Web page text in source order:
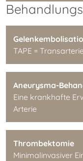
TAPE =
Aneurysma-
Eine krankhafte
Arterie
Thrombektomie
Minimalinvasiver